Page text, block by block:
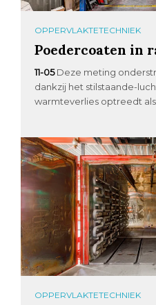
OPPERVLAKTETECHNIEK
Poedercoaten in
11-05 Deze meting
dankzij het stilstaande-
warmteverlies optreedt
OPPERVLAKTETECHNIEK